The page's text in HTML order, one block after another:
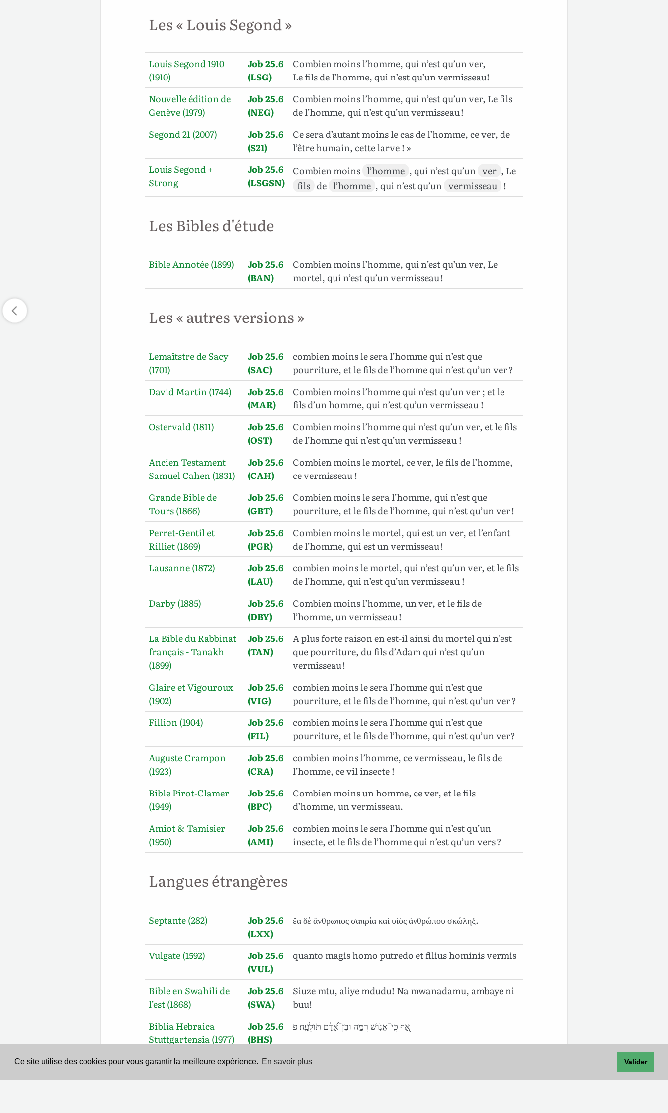
Ce site utilise des cookies pour vous garantir la meilleure expérience. En savoir plus Valider
Les « Louis Segond »
Louis Segond 1910
(1910)
Job 25.6
(LSG)
Combien moins l’homme, qui n’est qu’un ver,
Le fils de l’homme, qui n’est qu’un vermisseau!
Nouvelle édition de
Genève (1979)
Job 25.6
(NEG)
Combien moins l’homme, qui n’est qu’un ver, Le fils
de l’homme, qui n’est qu’un vermisseau !
Segond 21 (2007)
Job 25.6
(S21)
Ce sera d’autant moins le cas de l’homme, ce ver, de
l’être humain, cette larve ! »
Louis Segond +
Strong
Job 25.6
(LSGSN)
Combien moins l’homme , qui n’est qu’un ver , Le
fils de l’homme , qui n’est qu’un vermisseau !
Les Bibles d'étude
Bible Annotée (1899)
Job 25.6
(BAN)
Combien moins l’homme, qui n’est qu’un ver, Le
mortel, qui n’est qu’un vermisseau !
Les « autres versions »
Lemaîtstre de Sacy
(1701)
Job 25.6
(SAC)
combien moins le sera l’homme qui n’est que
pourriture, et le fils de l’homme qui n’est qu’un ver ?
David Martin (1744)
Job 25.6
(MAR)
Combien moins l’homme qui n’est qu’un ver ; et le
fils d’un homme, qui n’est qu’un vermisseau !
Ostervald (1811)
Job 25.6
(OST)
Combien moins l’homme qui n’est qu’un ver, et le fils
de l’homme qui n’est qu’un vermisseau !
Ancien Testament
Samuel Cahen (1831)
Job 25.6
(CAH)
Combien moins le mortel, ce ver, le fils de l’homme,
ce vermisseau !
Grande Bible de
Tours (1866)
Job 25.6
(GBT)
Combien moins le sera l’homme, qui n’est que
pourriture, et le fils de l’homme, qui n’est qu’un ver !
Perret-Gentil et
Rilliet (1869)
Job 25.6
(PGR)
Combien moins le mortel, qui est un ver, et l’enfant
de l’homme, qui est un vermisseau !
Lausanne (1872)
Job 25.6
(LAU)
combien moins le mortel, qui n’est qu’un ver, et le fils
de l’homme, qui n’est qu’un vermisseau !
Darby (1885)
Job 25.6
(DBY)
Combien moins l’homme, un ver, et le fils de
l’homme, un vermisseau !
La Bible du Rabbinat
français - Tanakh
(1899)
Job 25.6
(TAN)
A plus forte raison en est-il ainsi du mortel qui n’est
que pourriture, du fils d’Adam qui n’est qu’un
vermisseau !
Glaire et Vigouroux
(1902)
Job 25.6
(VIG)
combien moins le sera l’homme qui n’est que
pourriture, et le fils de l’homme, qui n’est qu’un ver ?
Fillion (1904)
Job 25.6
(FIL)
combien moins le sera l’homme qui n’est que
pourriture, et le fils de l’homme, qui n’est qu’un ver?
Auguste Crampon
(1923)
Job 25.6
(CRA)
combien moins l’homme, ce vermisseau, le fils de
l’homme, ce vil insecte !
Bible Pirot-Clamer
(1949)
Job 25.6
(BPC)
Combien moins un homme, ce ver, et le fils
d’homme, un vermisseau.
Amiot & Tamisier
(1950)
Job 25.6
(AMI)
combien moins le sera l’homme qui n’est qu’un
insecte, et le fils de l’homme qui n’est qu’un vers ?
Langues étrangères
Septante (282)
Job 25.6
(LXX)
ἔα δέ ἄνθρωπος σαπρία καὶ υἱὸς ἀνθρώπου σκώληξ.
Vulgate (1592)
Job 25.6
(VUL)
quanto magis homo putredo et filius hominis vermis
Bible en Swahili de
l’est (1868)
Job 25.6
(SWA)
Siuze mtu, aliye mdudu! Na mwanadamu, ambaye ni
buu!
Biblia Hebraica
Stuttgartensia (1977)
Job 25.6
(BHS)
אַ֭ף כִּֽי־אֱנֹ֣ושׁ רִמָּ֑ה וּבֶן־אָ֝דָ֗ם תֹּולֵעָֽה׃ פ